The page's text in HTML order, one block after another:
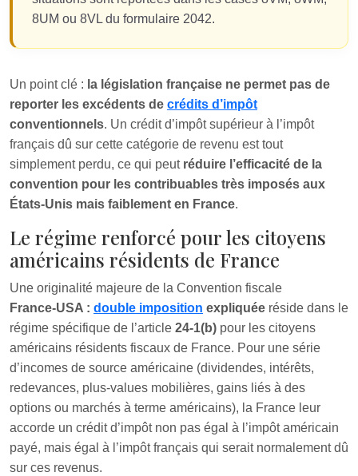
8UM ou 8VL du formulaire 2042.
Un point clé : la législation française ne permet pas de
reporter les excédents de crédits d’impôt
conventionnels. Un crédit d’impôt supérieur à l’impôt
français dû sur cette catégorie de revenu est tout
simplement perdu, ce qui peut réduire l’efficacité de la
convention pour les contribuables très imposés aux
États‑Unis mais faiblement en France.
Le régime renforcé pour les citoyens
américains résidents de France
Une originalité majeure de la Convention fiscale
France‑USA : double imposition expliquée réside dans le
régime spécifique de l’article 24‑1(b) pour les citoyens
américains résidents fiscaux de France. Pour une série
d’incomes de source américaine (dividendes, intérêts,
redevances, plus‑values mobilières, gains liés à des
options ou marchés à terme américains), la France leur
accorde un crédit d’impôt non pas égal à l’impôt américain
payé, mais égal à l’impôt français qui serait normalement dû
sur ces revenus.